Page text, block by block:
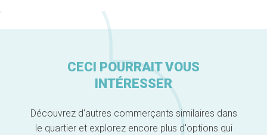
CECI POURRAIT VOUS
INTÉRESSER
Découvrez d'autres commerçants similaires dans
le quartier et explorez encore plus d'options qui